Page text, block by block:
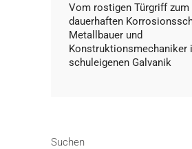
Vom rostigen Türgriff zum
dauerhaften
Metallbauer und
Konstruktionsmechaniker
schuleigenen Galvanik
Suchen